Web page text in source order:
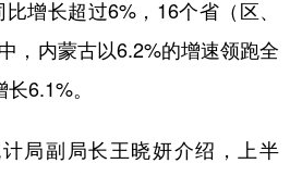
上海 江苏
增长超过6%，16个省（区、
，内蒙古以6.2%的增速领跑全
6.1%。
副局长王晓妍介绍，上半